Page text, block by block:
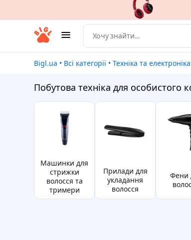
Bigl.ua • Всі категорії • Техніка та електроніка
Побутова техніка для особистого
Машинки для
стрижки
волосся та
тримери
прилади для
укладання
волосся
фени для